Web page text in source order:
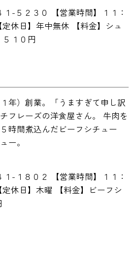
１-５２３０ 【営業時間】１１：
休日】年中無休 【料金】シュ
１０円
年）創業。「うますぎて申し訳
フレーズの洋食屋さん。 牛肉を
時間煮込んだビーフシチュー
ー。
１-１８０２ 【営業時間】１１：
休日】木曜 【料金】ビーフシ